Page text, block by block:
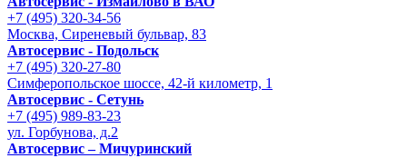
+7 (495) 320-34-56
Москва, Сиреневый бульвар, 83
Автосервис - Подольск
+7 (495) 320-27-80
Симферопольское шоссе, 42-й километр, 1
Автосервис - Сетунь
+7 (495) 989-83-23
ул. Горбунова, д.2
Автосервис – Мичуринский